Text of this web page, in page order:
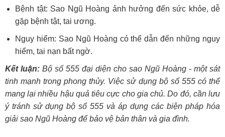
Bệnh tật: Sao Ngũ Hoàng ảnh hưởng đến sức khỏe, dễ
gặp bệnh tật, tai ương.
Nguy hiểm: Sao Ngũ Hoàng có thể dẫn đến những nguy
hiểm, tai nạn bất ngờ.
Kết luận: Bộ số 555 đại diện cho sao Ngũ Hoàng - một sát
tinh mạnh trong phong thủy. Việc sử dụng bộ số 555 có thể
mang lại nhiều hậu quả tiêu cực cho gia chủ. Do đó, cần lưu
ý tránh sử dụng bộ số 555 và áp dụng các biện pháp hóa
giải sao Ngũ Hoàng để bảo vệ bản thân và gia đình.